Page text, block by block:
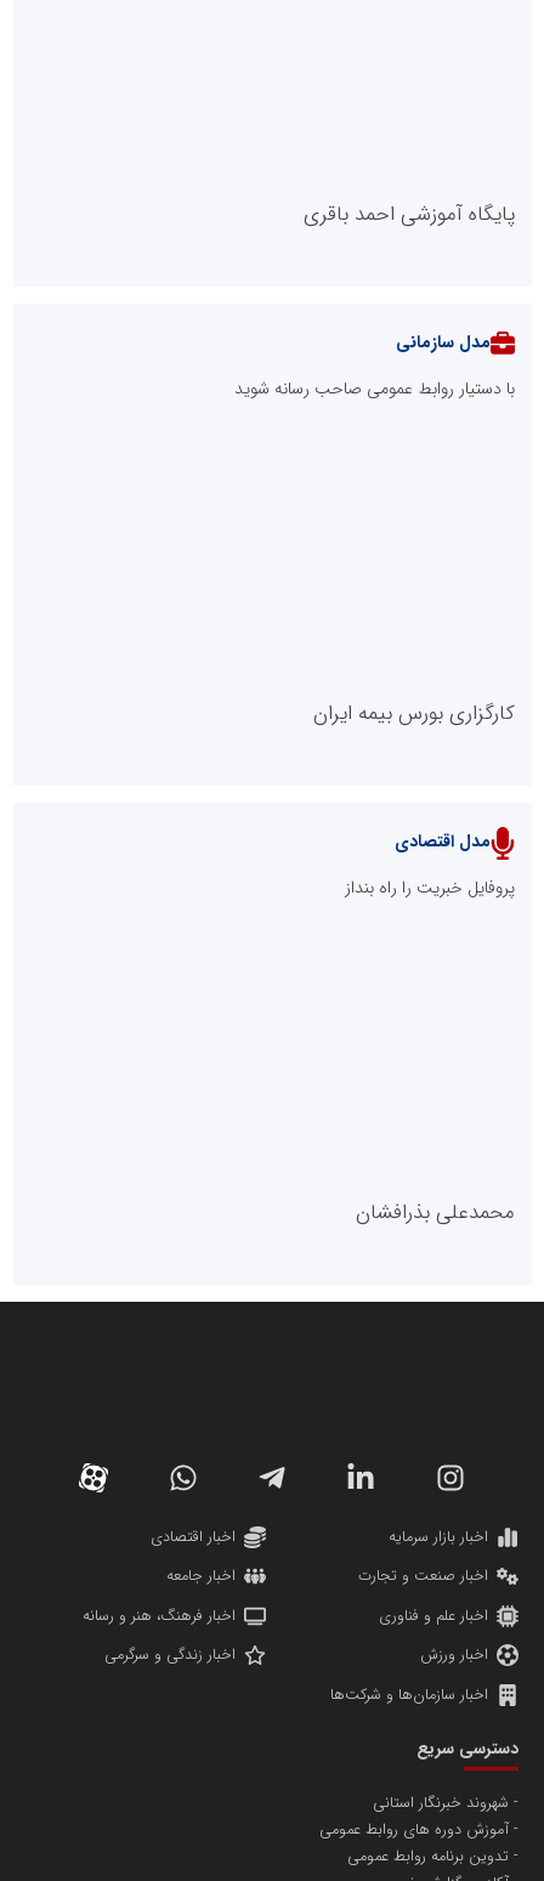
پایگاه آموزشی احمد باقری
پایگاه خبری نهضت ملی مسکن
پایگاه خبری گفتمان یزد
دانشگاه سئوی ایران
پایگاه اطلاع رسانی اعتلای نهادهای مردمی
مدل سازمانی
با دستیار روابط عمومی صاحب رسانه شوید
کارگزاری بورس بیمه ایران
تامین آهن اسفنجی تولیدکنندگان فولاد در کشور
مدل اقتصادی
پروفایل خبریت را راه بنداز
محمدعلی بذرافشان
مریم حاج نوروز نظری
مسعودصادقی
اخبار بازار سرمایه
اخبار اقتصادی
اخبار صنعت و تجارت
اخبار جامعه
اخبار علم و فناوری
اخبار فرهنگ، هنر و رسانه
اخبار ورزش
اخبار زندگی و سرگرمی
اخبار سازمان‌ها و شرکت‌ها
دسترسی سریع
شهروند خبرنگار استانی
آموزش دوره های روابط عمومی
تدوین برنامه روابط عمومی